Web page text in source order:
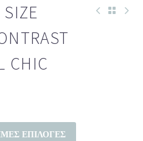
CHIC
ΕΠΙΛΟΓΈΣ